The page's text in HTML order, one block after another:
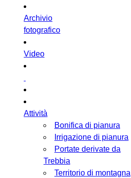
Archivio
fotografico
Video
Attività
Bonifica di pianura
Irrigazione di pianura
Portate derivate da
Trebbia
Territorio di montagna